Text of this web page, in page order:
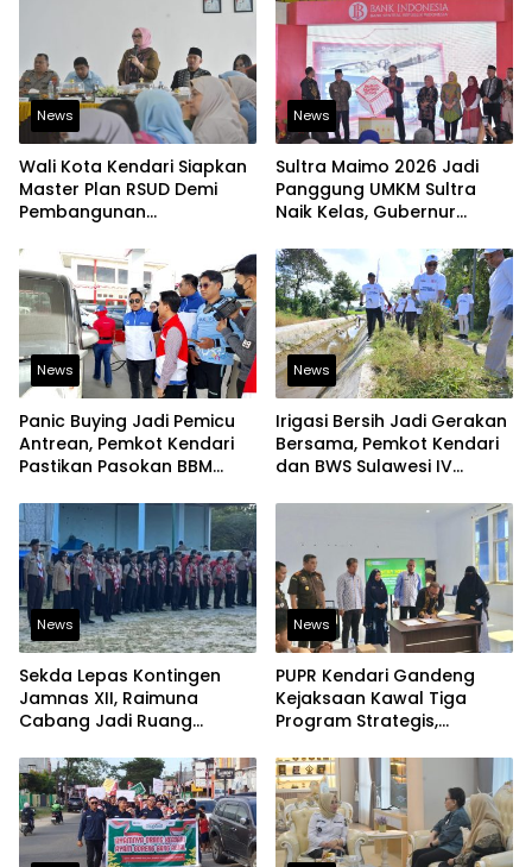
News
Wali Kota Kendari Siapkan
Master Plan RSUD Demi
Pembangunan
News
Sultra Maimo 2026 Jadi
Panggung UMKM Sultra
Naik Kelas, Gubernur
Tembus Pasar Ekspor
News
Panic Buying Jadi Pemicu
Antrean, Pemkot Kendari
Pastikan Pasokan BBM
News
Irigasi Bersih Jadi Gerakan
Bersama, Pemkot Kendari
dan BWS Sulawesi IV
Pangan
News
Sekda Lepas Kontingen
Jamnas XII, Raimuna
Cabang Jadi Ruang
dan Berjiwa Pemimpin
News
PUPR Kendari Gandeng
Kejaksaan Kawal Tiga
Program Strategis,
Bangun Infrastruktur
Berintegritas